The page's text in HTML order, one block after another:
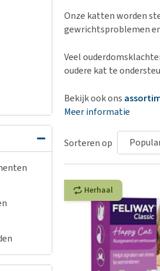
Biologisch hondenvoer
Puppy apotheek
Bekijk alles
Onze katten worden
gewrichtsproblemen
Veel
oudere kat te
Bekijk ook ons
Meer informatie
Sorteren op
Herhaal